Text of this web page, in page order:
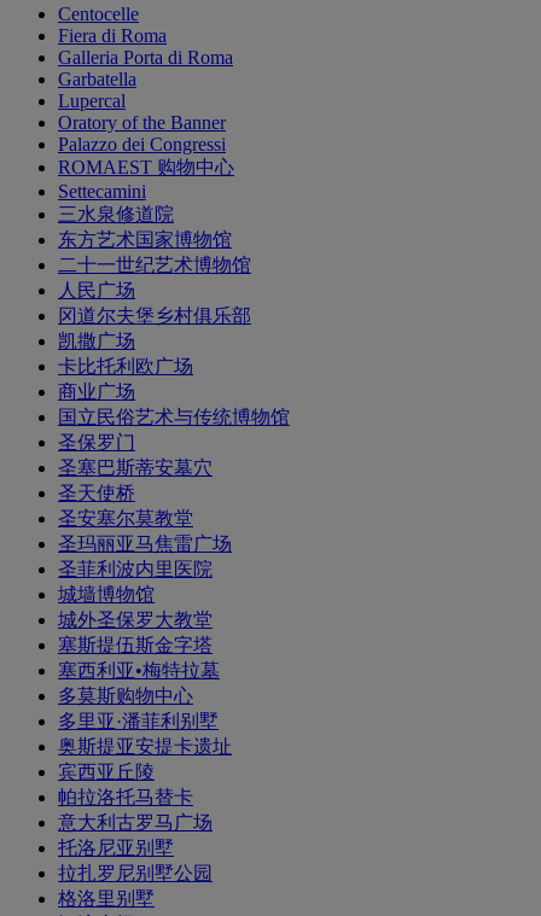
Centocelle
Fiera di Roma
Galleria Porta di Roma
Garbatella
Lupercal
Oratory of the Banner
Palazzo dei Congressi
ROMAEST 购物中心
Settecamini
三水泉修道院
东方艺术国家博物馆
二十一世纪艺术博物馆
人民广场
冈道尔夫堡乡村俱乐部
凯撒广场
卡比托利欧广场
商业广场
国立民俗艺术与传统博物馆
圣保罗门
圣塞巴斯蒂安墓穴
圣天使桥
圣安塞尔莫教堂
圣玛丽亚马焦雷广场
圣菲利波内里医院
城墙博物馆
城外圣保罗大教堂
塞斯提伍斯金字塔
塞西利亚•梅特拉墓
多莫斯购物中心
多里亚·潘菲利别墅
奥斯提亚安提卡遗址
宾西亚丘陵
帕拉洛托马替卡
意大利古罗马广场
托洛尼亚别墅
拉扎罗尼别墅公园
格洛里别墅